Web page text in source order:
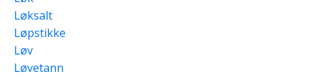
Løksalt
Løpstikke
Løv
Løvetann